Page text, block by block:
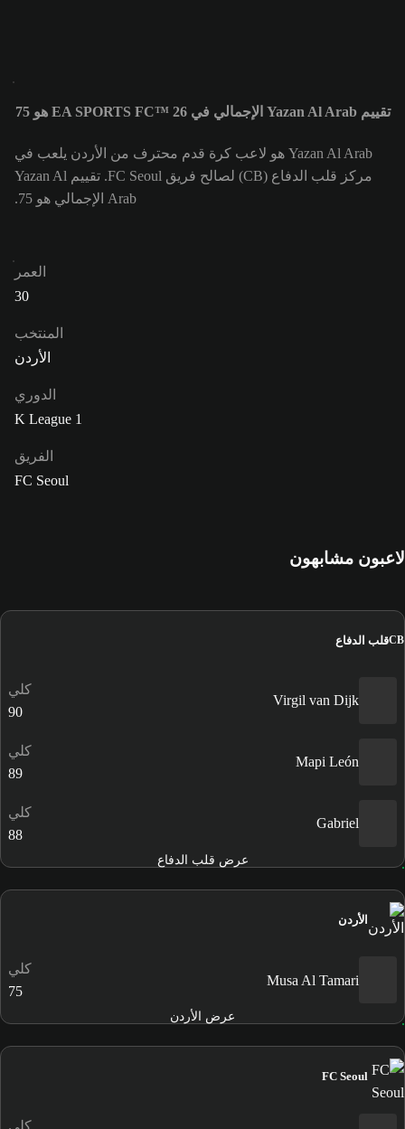
تقييم Yazan Al Arab الإجمالي في EA SPORTS FC™ 26 هو 75
Yazan Al Arab هو لاعب كرة قدم محترف من الأردن يلعب في
مركز قلب الدفاع (CB) لصالح فريق FC Seoul. تقييم Yazan Al
Arab الإجمالي هو 75.
العمر
30
المنتخب
الأردن
الدوري
K League 1
الفريق
FC Seoul
لاعبون مشابهون
CBقلب الدفاع
Virgil van Dijk
كلي
90
Mapi León
كلي
89
Gabriel
كلي
88
عرض قلب الدفاع
الأردن
Musa Al Tamari
كلي
75
عرض الأردن
FC Seoul
كلي